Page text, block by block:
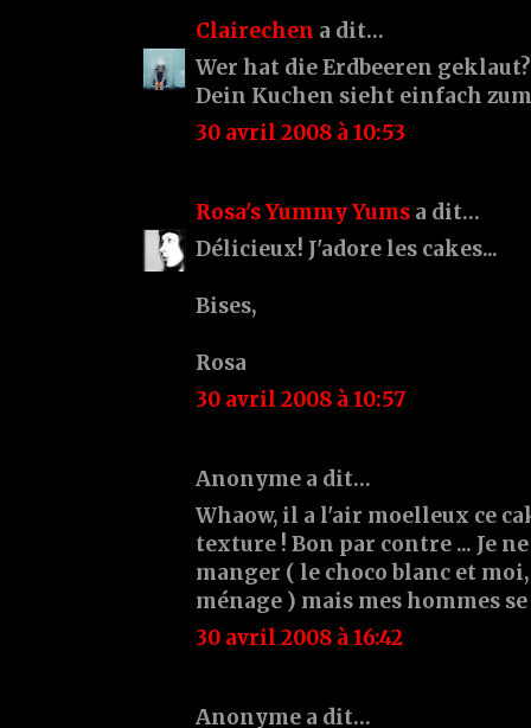
Clairechen a dit…
Wer hat die Erdbeeren
Dein Kuchen sieht einfach
30 avril 2008 à 10:53
Rosa's Yummy Yums a dit…
Délicieux! J'adore les cakes...
Bises,
Rosa
30 avril 2008 à 10:57
Anonyme a dit…
Whaow, il a l'air moelleux ce
texture ! Bon par contre ... Je
manger ( le choco blanc et
ménage ) mais mes hommes
30 avril 2008 à 16:42
Anonyme a dit…